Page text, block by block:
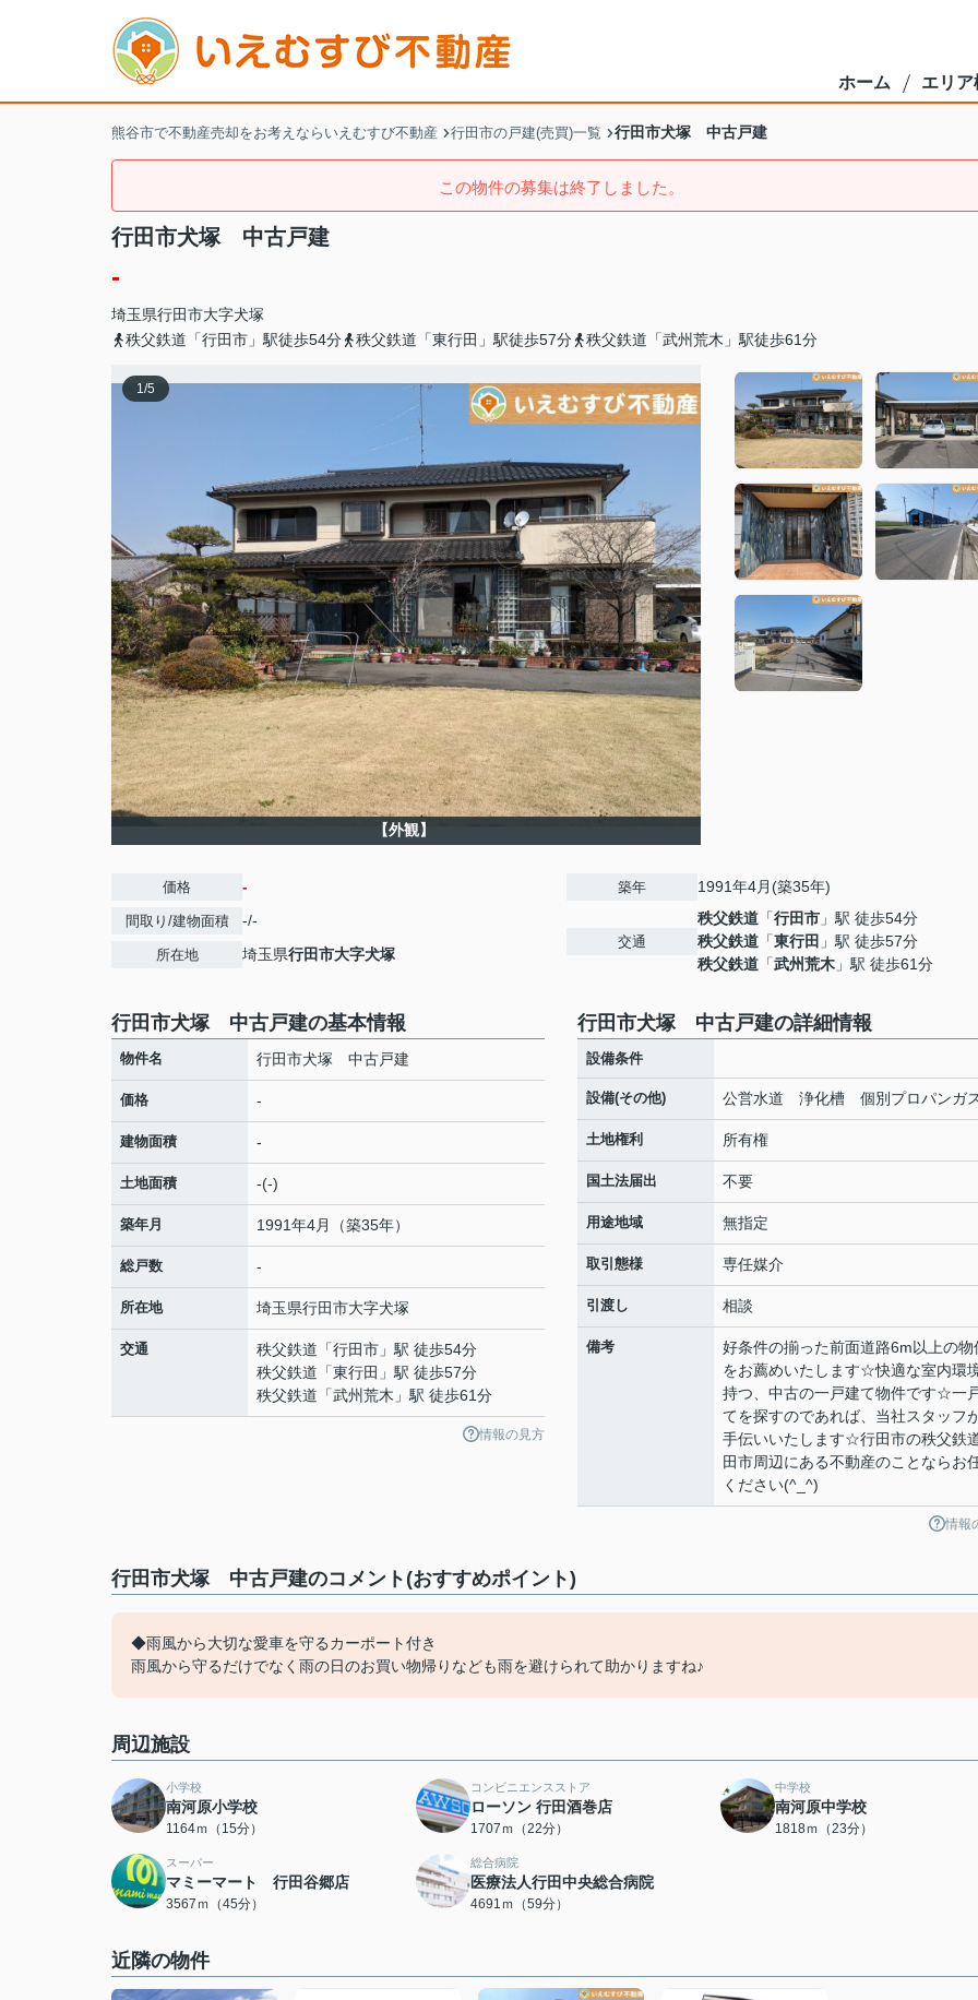
ホーム エリア
熊谷市で不動産売却をお考えならいえむすび不動産 行田市の戸建(売買)一覧 行田市犬塚 中古戸建
この物件の募集は終了しました。
行田市犬塚 中古戸建
-
埼玉県行田市大字犬塚
秩父鉄道「行田市」駅徒歩54分
秩父鉄道「東行田」駅徒歩57分 秩父鉄道「武州荒木」駅徒歩61分
1/5
【外観】
価格 -
間取り/建物面積 -/-
所在地 埼玉県行田市大字犬塚
築年 1991年4月(築35年)
交通
秩父鉄道 「行田市 」駅 徒歩54分
秩父鉄道 「東行田 」駅 徒歩57分
秩父鉄道 「武州荒木 」駅 徒歩61分
行田市犬塚 中古戸建の基本情報
物件名 行田市犬塚 中古戸建
価格 -
建物面積 -
土地面積 -(-)
築年月 1991年4月（築35年）
総戸数 -
所在地 埼玉県行田市大字犬塚
交通 秩父鉄道 「行田市 」駅 徒歩54分
秩父鉄道 「東行田 」駅 徒歩57分
秩父鉄道 「武州荒木 」駅 徒歩61分
情報の見方
行田市犬塚 中古戸建の詳細情報
設備条件
設備(その他) 公営水道 浄化槽 個別プロパンガ
土地権利 所有権
国土法届出 不要
用途地域 無指定
取引態様 専任媒介
引渡し 相談
備考
好条件の揃った前面道路6m以上の物
をお薦めいたします☆快適な室内環
持つ、中古の一戸建て物件です☆一
てを探すのであれば、当社スタッフ
手伝いいたします☆行田市の秩父鉄
田市周辺にある不動産のことならお
ください(^_^)
情報
行田市犬塚 中古戸建のコメント(おすすめポイント)
◆雨風から大切な愛車を守るカーポート付き
雨風から守るだけでなく雨の日のお買い物帰りなども雨を避けられて助かりますね♪
周辺施設
小学校
南河原小学校
1164ｍ（15分）
コンビニエンスストア
ローソン 行田酒巻店
1707ｍ（22分）
中学校
南河原中学校
1818ｍ（23分）
スーパー
マミーマート 行田谷郷店
3567ｍ（45分）
総合病院
医療法人行田中央総合病院
4691ｍ（59分）
近隣の物件